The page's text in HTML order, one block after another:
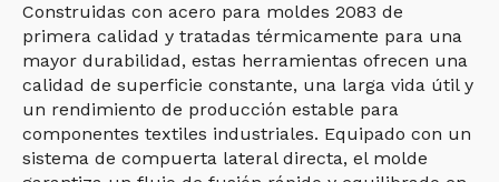
Construidas con acero para moldes 2083 de
primera calidad y tratadas térmicamente para una
mayor durabilidad, estas herramientas ofrecen una
calidad de superficie constante, una larga vida útil y
un rendimiento de producción estable para
componentes textiles industriales. Equipado con un
sistema de compuerta lateral directa, el molde